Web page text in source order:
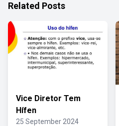
Related Posts
Vice Diretor Tem
Hífen
25 September 2024